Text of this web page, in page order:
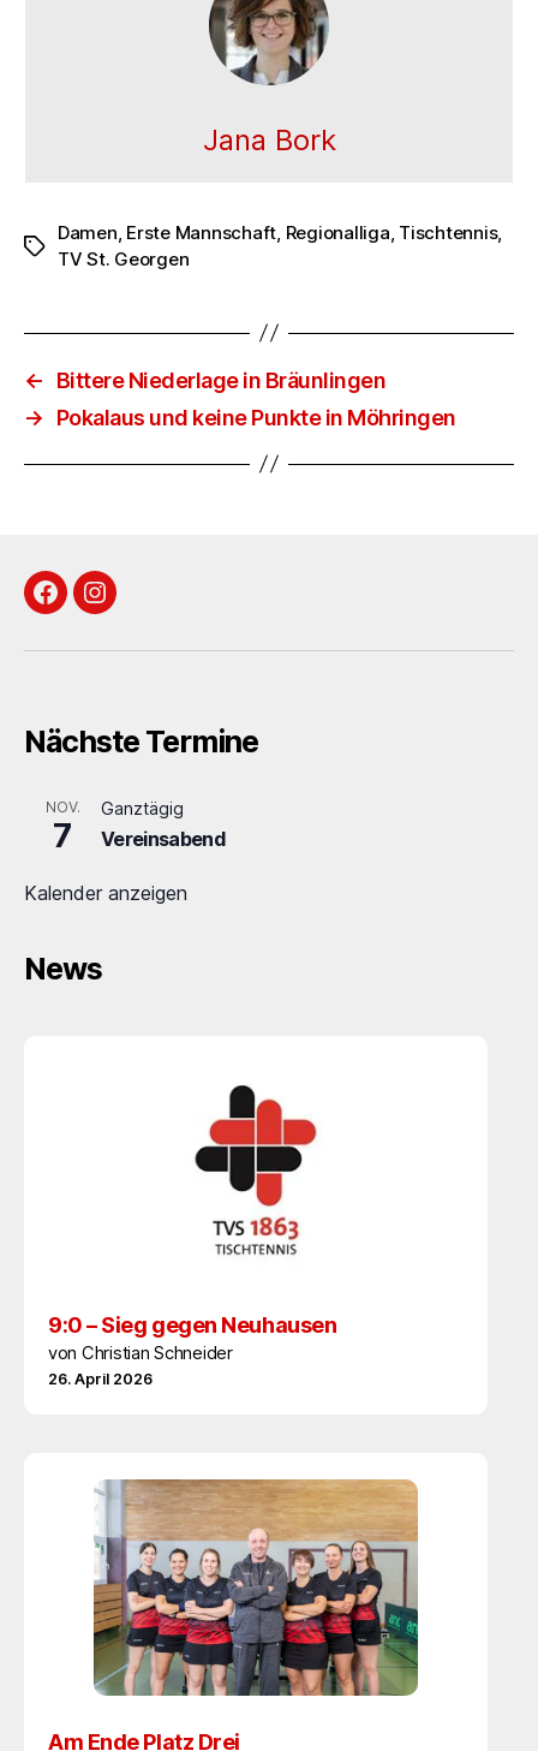
Jana Bork
Schlagwörter
Damen, Erste Mannschaft, Regionalliga, Tischtennis,
TV St. Georgen
←
Bittere Niederlage in Bräunlingen
→
Pokalaus und keine Punkte in Möhringen
FacebookInstagram
Nächste Termine
NOV.
7
Ganztägig
Vereinsabend
Kalender anzeigen
News
9:0 – Sieg gegen Neuhausen
von Christian Schneider
26. April 2026
Am Ende Platz Drei